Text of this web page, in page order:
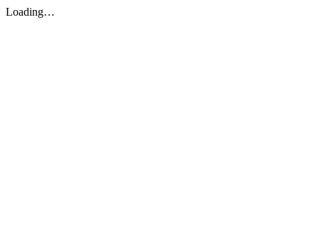
Loading…